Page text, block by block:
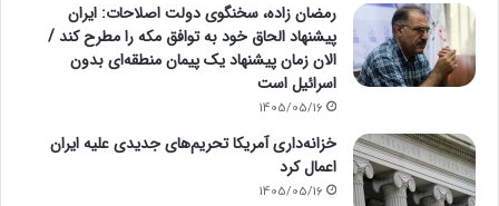
رمضان زاده، سخنگوی دولت اصلاحات: ایران
پیشنهاد الحاق خود به توافق مکه را مطرح کند /
الان زمان پیشنهاد یک پیمان منطقه‌ای بدون
اسرائیل است
1405/05/16
خزانه‌داری آمریکا تحریم‌های جدیدی علیه ایران
اعمال کرد
1405/05/16